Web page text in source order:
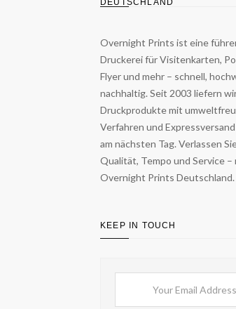
DEUTSCHLAND
Overnight Prints ist eine
Druckerei für Visitenkarten,
Flyer und mehr – schnell,
nachhaltig. Seit 2003 liefern
Druckprodukte mit
Verfahren und
am nächsten Tag. Verlassen
Qualität, Tempo und Service –
Overnight Prints Deutschland.
KEEP IN TOUCH